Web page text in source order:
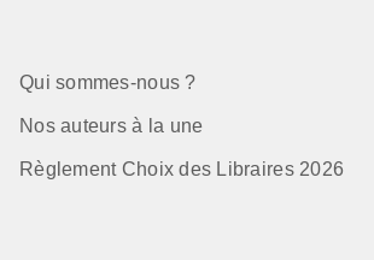
Qui sommes-nous ?
Nos auteurs à la une
Règlement Choix des Libraires 2026